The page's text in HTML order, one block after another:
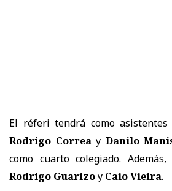
El réferi tendrá como
Rodrigo Correay Danilo
como cuarto colegiado.
Rodrigo Guarizoy Caio Vieira.